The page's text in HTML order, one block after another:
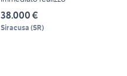
38.000 €
Siracusa (SR)